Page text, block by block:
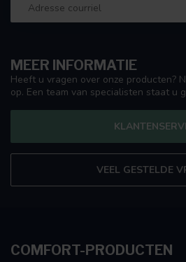
MEER INFORMATIE
Heeft u vragen over onze producten?
op. Een team van specialisten staat u
VEEL GESTELDE
COMFORT-PRODUCTEN